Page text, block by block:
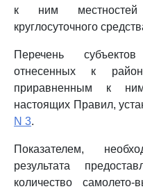
к ним местностей
круглосуточного
Перечень
отнесенных к
приравненным к
настоящих Правил,
N 3.
Показателем,
результата
количество